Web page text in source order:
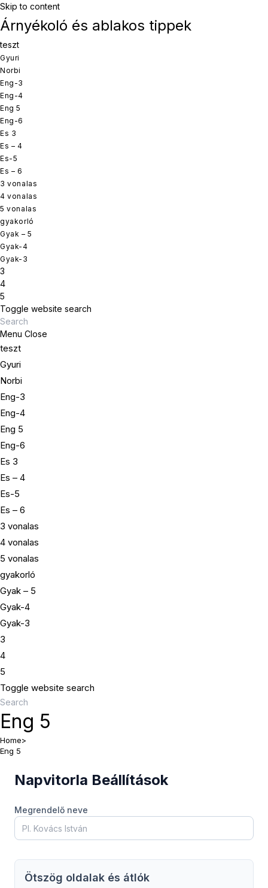
Skip to content
Árnyékoló és ablakos tippek
teszt
Gyuri
Norbi
Eng-3
Eng-4
Eng 5
Eng-6
Es 3
Es – 4
Es-5
Es – 6
3 vonalas
4 vonalas
5 vonalas
gyakorló
Gyak – 5
Gyak-4
Gyak-3
3
4
5
Toggle website search
Menu Close
teszt
Gyuri
Norbi
Eng-3
Eng-4
Eng 5
Eng-6
Es 3
Es – 4
Es-5
Es – 6
3 vonalas
4 vonalas
5 vonalas
gyakorló
Gyak – 5
Gyak-4
Gyak-3
3
4
5
Toggle website search
Eng 5
Home>
Eng 5
Napvitorla Beállítások
Megrendelő neve
Ötszög oldalak és átlók